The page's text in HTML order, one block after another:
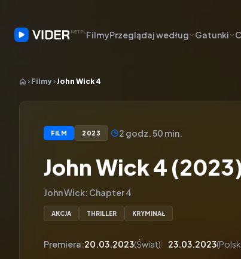
FilmyPrzeglądaj według Gatunki
Filmy John Wick 4
FILM 2023 2 godz. 50 min.
John Wick 4
John Wick: Chapter 4
AKCJA THRILLER KRYMINAŁ
Premiera:20.03.2023(Świat) 23.03.2023